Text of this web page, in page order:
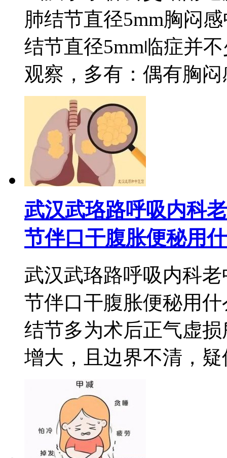
肺结节直径5mm胸闷
结节直径5mm临症并
观察，多有：偶有胸
武汉武珞路呼吸内科
节伴口干腹胀便秘用什
武汉武珞路呼吸内科
节伴口干腹胀便秘用
结节多为术后正气虚
增大，且边界不清，疑